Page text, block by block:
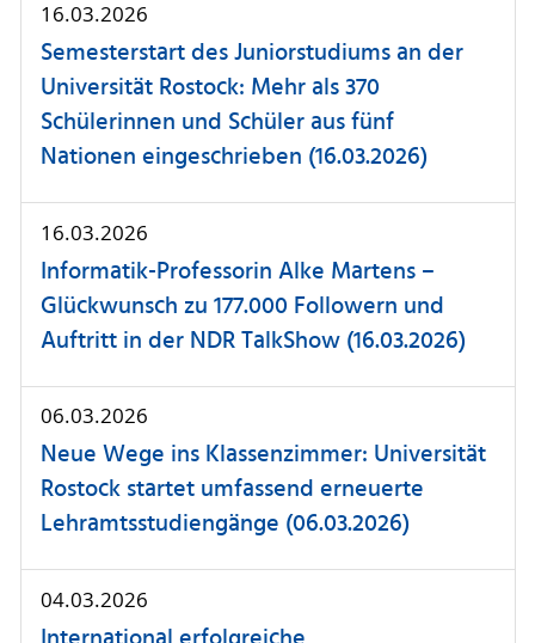
16.03.2026
Semesterstart des Juniorstudiums an der
Universität Rostock: Mehr als 370
Schülerinnen und Schüler aus fünf
Nationen eingeschrieben (16.03.2026)
16.03.2026
Informatik-Professorin Alke Martens –
Glückwunsch zu 177.000 Followern und
Auftritt in der NDR TalkShow (16.03.2026)
06.03.2026
Neue Wege ins Klassenzimmer: Universität
Rostock startet umfassend erneuerte
Lehramtsstudiengänge (06.03.2026)
04.03.2026